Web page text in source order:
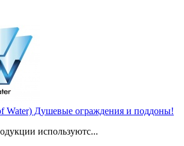
Water) Душевые ограждения и поддоны!
используютс...